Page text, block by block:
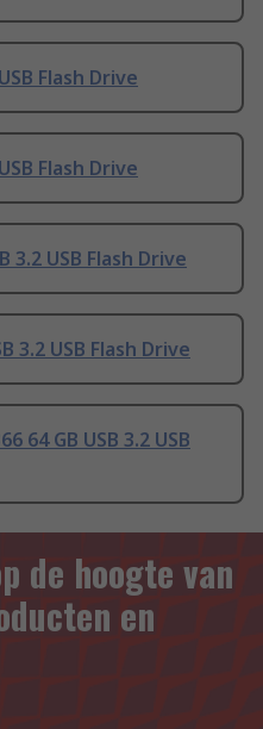
Flash Drive
Flash Drive
3.2 USB Flash Drive
3.2 USB Flash Drive
64 GB USB 3.2 USB
de hoogte van
en